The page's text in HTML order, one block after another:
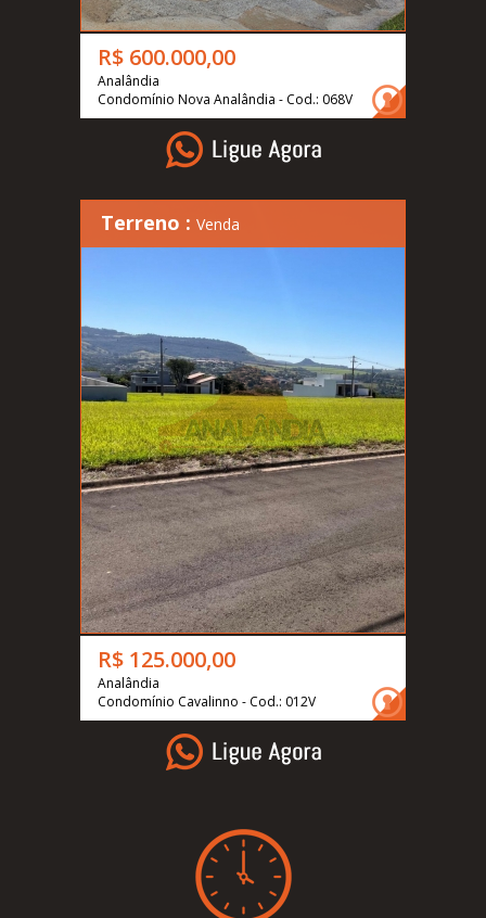
R$ 600.000,00
Analândia
Condomínio Nova Analândia - Cod.: 068V
Terreno : Venda
R$ 125.000,00
Analândia
Condomínio Cavalinno - Cod.: 012V